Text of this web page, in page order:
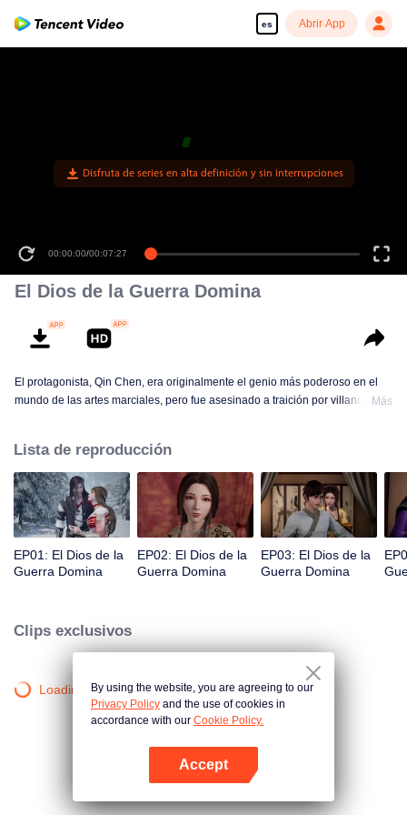
es Abrir App
El Dios de la Guerra Domina
El protagonista, Qin Chen, era originalmente el genio más poderoso en el
mundo de las artes marciales, pero fue asesinado a traición por villanos,
espada...
Más
Lista de reproducción
EP01: El Dios de la
Guerra Domina
EP02: El Dios de la
Guerra Domina
EP03: El Dios de la
Guerra Domina
Clips exclusivos
Loading…By using the website, you are agreeing to our
Privacy Policy and the use of cookies in
accordance with our Cookie Policy.
Accept